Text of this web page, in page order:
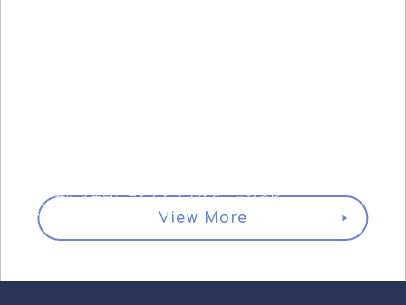
View More
事前調査から企画、コンテンツホルダーとの交渉
や監修業務を一手に担います。